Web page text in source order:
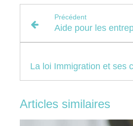
Précédent
Articles similaires